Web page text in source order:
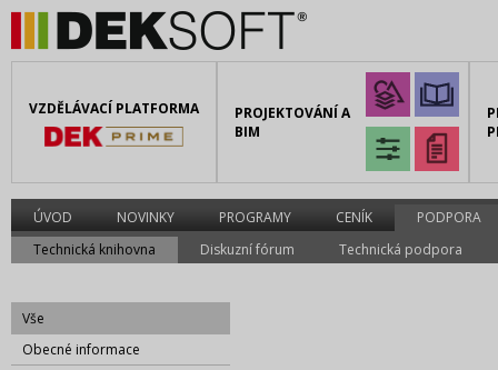
VZDĚLÁVACÍ PLATFORMA
PROJEKTOVÁNÍ A
BIM
ÚVOD NOVINKY PROGRAMY CENÍK
PODPORA
Technická knihovna
Diskuzní fórum Technická podpora
Vše
Obecné informace